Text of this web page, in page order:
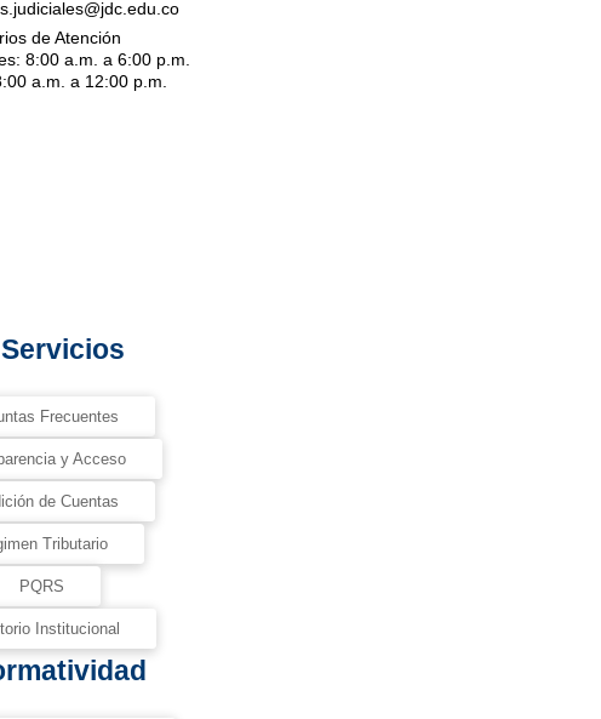
de Atención
8:00 a.m. a 6:00 p.m.
a.m. a 12:00 p.m.
Frecuentes
y Acceso
de Cuentas
Tributario
PQRS
Institucional